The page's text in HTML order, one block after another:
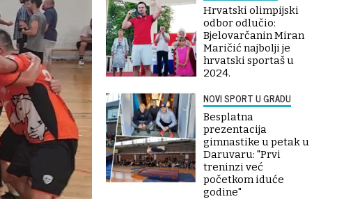
Hrvatski olimpijski
odbor odlučio:
Bjelovarčanin Miran
Maričić najbolji je
hrvatski sportaš u
2024.
NOVI SPORT U GRADU
Besplatna
prezentacija
gimnastike u petak u
Daruvaru: "Prvi
treninzi već
početkom iduće
godine"